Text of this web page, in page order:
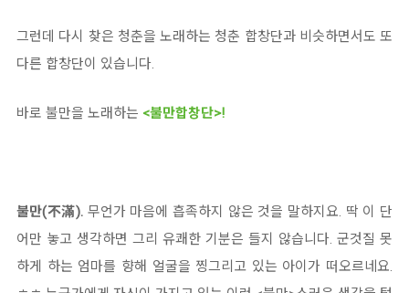
그런데 다시 찾은 청춘을 노래하는 청춘 합창단과 비슷하면서도 또
다른 합창단이 있습니다.
바로 불만을 노래하는 <불만합창단>!
불만(不滿). 무언가 마음에 흡족하지 않은 것을 말하지요. 딱 이 단
어만 놓고 생각하면 그리 유쾌한 기분은 들지 않습니다. 군것질 못
하게 하는 엄마를 향해 얼굴을 찡그리고 있는 아이가 떠오르네요.